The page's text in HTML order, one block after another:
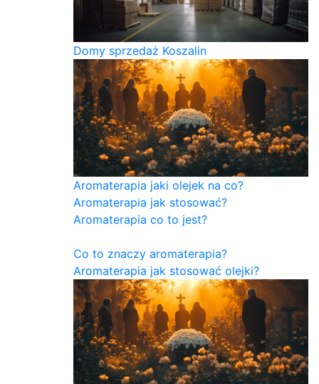
Domy sprzedaż Koszalin
Aromaterapia jaki olejek na co?
Aromaterapia jak stosować?
Aromaterapia co to jest?
Co to znaczy aromaterapia?
Aromaterapia jak stosować olejki?